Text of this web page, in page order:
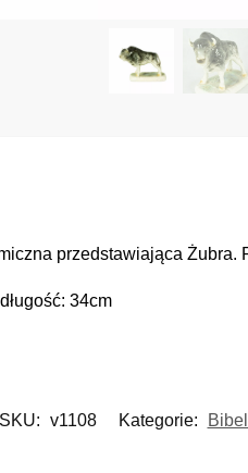
przedstawiająca Żubra.
34cm
SKU: v1108 Kategorie: